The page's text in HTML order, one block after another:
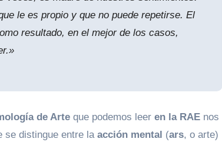
le es propio y que no puede repetirse. El
resultado, en el mejor de los casos,
de Arte que podemos leer en la RAE nos
se distingue entre laacción mental (ars, o arte)